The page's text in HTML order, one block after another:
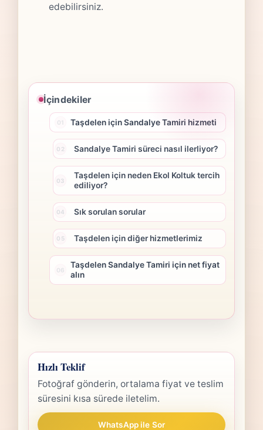
edebilirsiniz.
İçindekiler
Taşdelen için Sandalye Tamiri hizmeti
Sandalye Tamiri süreci nasıl ilerliyor?
Taşdelen için neden Ekol Koltuk tercih
ediliyor?
Sık sorulan sorular
Taşdelen için diğer hizmetlerimiz
Taşdelen Sandalye Tamiri için net fiyat
alın
Hızlı Teklif
Fotoğraf gönderin, ortalama fiyat ve teslim
süresini kısa sürede iletelim.
WhatsApp ile Sor